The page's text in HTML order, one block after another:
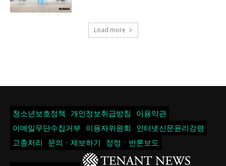
Load more
청소년보호정책 개인정보취급방침
이용약관
이메일무단수집거부
이용자위원회
인터넷신문윤리강령
고충처리
문의ㆍ제보하기 정정ㆍ반론보도